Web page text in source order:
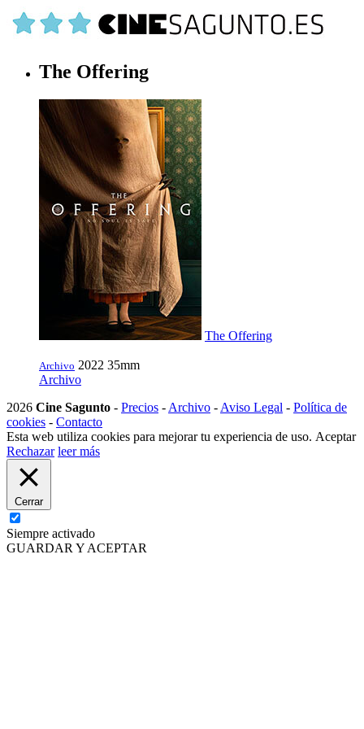
The Offering
The Offering
Archivo 2022 35mm
Archivo
2026 Cine Sagunto - Precios - Archivo - Aviso Legal - Política de
cookies - Contacto
Esta web utiliza cookies para mejorar tu experiencia de uso. Aceptar
Rechazar leer más
Cerrar
Siempre activado
GUARDAR Y ACEPTAR